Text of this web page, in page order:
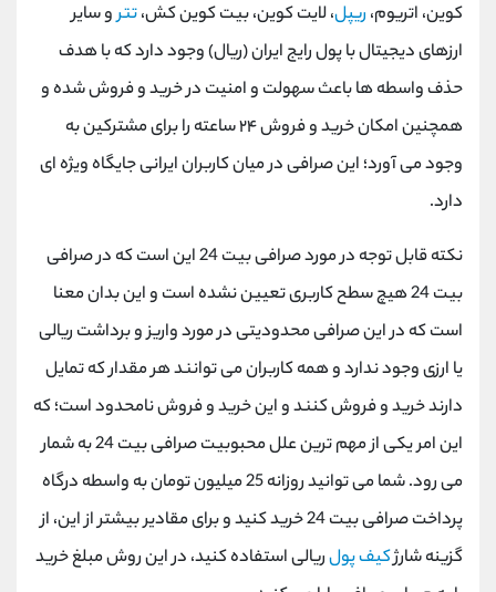
‌کوین، اتریوم، ریپل، لایت ‌کوین، بیت‌ کوین کش،تترو سایر
ارزهای دیجیتال با پول رایج ایران (ریال) وجود دارد که با هدف
حذف واسطه ‌ها باعث سهولت و امنیت در خرید و فروش شده و
همچنین امکان خرید و فروش ۲۴ ساعته را برای مشترکین به
وجود می‌ آورد؛ این صرافی در میان کاربران ایرانی جایگاه ویژه ای
دارد.
نکته قابل توجه در مورد صرافی بیت 24 این است که در صرافی
بیت 24 هیچ سطح کاربری تعیین نشده است و این بدان معنا
است که در این صرافی محدودیتی در مورد واریز و برداشت ریالی
یا ارزی وجود ندارد و همه کاربران می‌ توانند هر مقدار که تمایل
دارند خرید و فروش کنند و این خرید و فروش نامحدود است؛ که
این امر یکی از مهم ترین علل محبوبیت صرافی بیت 24 به شمار
می رود. شما می ‌توانید روزانه 25 میلیون تومان به واسطه درگاه
پرداخت صرافی بیت 24 خرید کنید و برای مقادیر بیشتر از این، از
گزینه شارژکیف پولریالی استفاده کنید، در این روش مبلغ خرید